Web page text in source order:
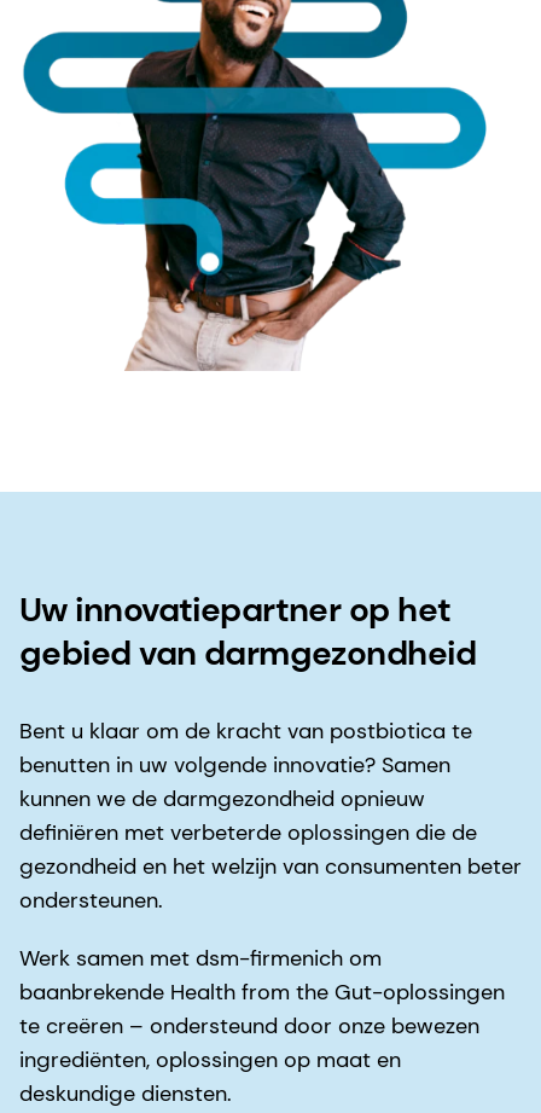
Uw innovatiepartner op het
gebied van darmgezondheid
Bent u klaar om de kracht van postbiotica te
benutten in uw volgende innovatie? Samen
kunnen we de darmgezondheid opnieuw
definiëren met verbeterde oplossingen die de
gezondheid en het welzijn van consumenten beter
ondersteunen.
Werk samen met dsm-firmenich om
baanbrekende Health from the Gut-oplossingen
te creëren – ondersteund door onze bewezen
ingrediënten, oplossingen op maat en
deskundige diensten.